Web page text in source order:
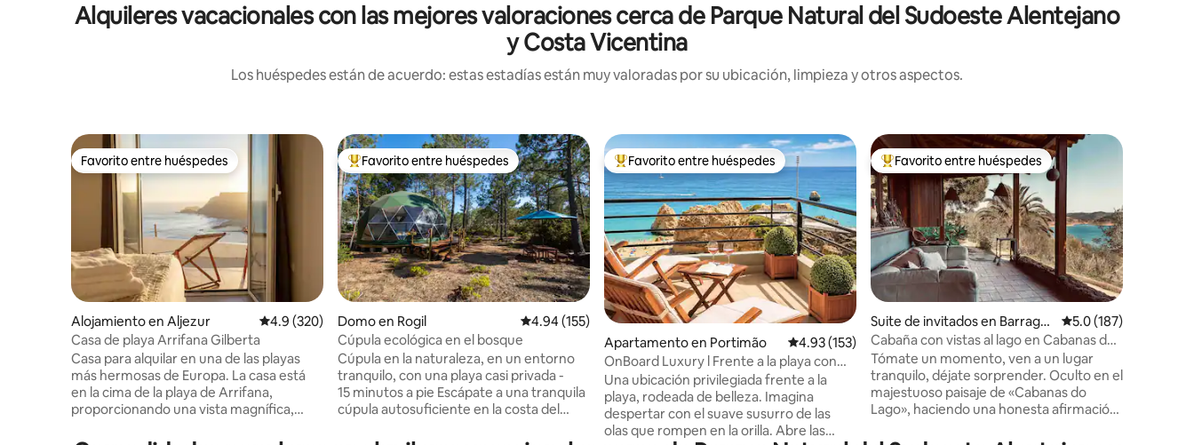
Alquileres vacacionales con las mejores valoraciones cerca de Parque Natural del Sudoeste Alentejano
y Costa Vicentina
Los huéspedes están de acuerdo: estas estadías están muy valoradas por su ubicación, limpieza y otros aspectos.
Favorito entre huéspedes
Favorito entre huéspedes
Alojamiento en Aljezur Calificación promedio: 4.9 de 5, 320 reseñas
4.9 (320)
Casa de playa Arrifana Gilberta
Casa para alquilar en una de las playas
más hermosas de Europa. La casa está
en la cima de la playa de Arrifana,
proporcionando una vista magnífica,
Favorito entre huéspedes preferido
Favorito entre huéspedes
Domo en Rogil Calificación promedio: 4.94 de 5, 155 reseñas
4.94 (155)
Cúpula ecológica en el bosque
Cúpula en la naturaleza, en un entorno
tranquilo, con una playa casi privada -
15 minutos a pie Escápate a una tranquila
cúpula autosuficiente en la costa del
Favorito entre huéspedes preferido
Favorito entre huéspedes
Apartamento en Portimão Calificación promedio: 4.93 de 5, 153 reseñas
4.93 (153)
OnBoard Luxury l Frente a la playa con
vista panorámica al mar
Una ubicación privilegiada frente a la
playa, rodeada de belleza. Imagina
despertar con el suave susurro de las
olas que rompen en la orilla. Abre las
Favorito entre huéspedes preferido
Favorito entre huéspedes
Suite de invitados en Barrage
m de Santa Clara-a-Velha
Calificación
5.0 (187)
Cabaña con vistas al lago en Cabanas do
Lago
Tómate un momento, ven a un lugar
tranquilo, déjate sorprender. Oculto en el
majestuoso paisaje de «Cabanas do
Lago», haciendo una honesta afirmación